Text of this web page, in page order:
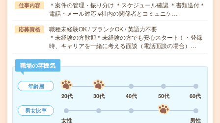
仕事内容
＊案件の管理・振り分け ＊スケジュール確認 ＊書類送付＊
電話・メール対応 ※社内の関係者とコミュニケ…
応募資格
職種未経験OK / ブランクOK / 英語力不要
＊未経験の方歓迎＊未経験の方でも安心スタート！・登録
時、キャリアを一緒に考える面談（電話面談の場合）…
職場の雰囲気
年齢層
20代
30代 40代 50代
60代
男女比率
女性
男性